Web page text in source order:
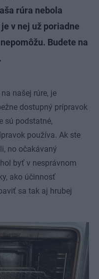
rúra nebola
v nej už poriadne
Budete na
našej rúre, je
dostupný prípravok
sú podstatné,
používa. Ak ste
no očakávaný
byť v nesprávnom
ako účinnosť
sa tak aj hrubej